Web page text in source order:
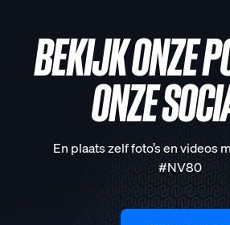
BEKIJK ONZE
ONZE
En plaats zelf foto’s en videos
#NV80